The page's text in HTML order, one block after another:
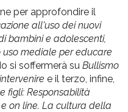
per approfondire il
all'uso dei nuovi
bambini e adolescenti,
mediale per educare
si soffermerà su Bullismo
e il terzo, infine,
figli: Responsabilità
on line. La cultura della